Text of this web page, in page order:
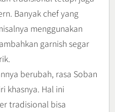
Banyak chef yang
menggunakan
garnish segar
berubah, rasa Soban
khasnya. Hal ini
tradisional bisa